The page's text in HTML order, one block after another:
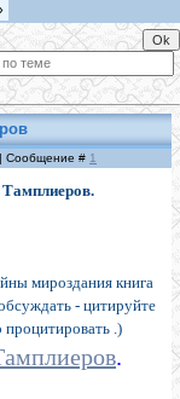
Сообщение # 1
мироздания книга
- цитируйте
процитировать .)
.